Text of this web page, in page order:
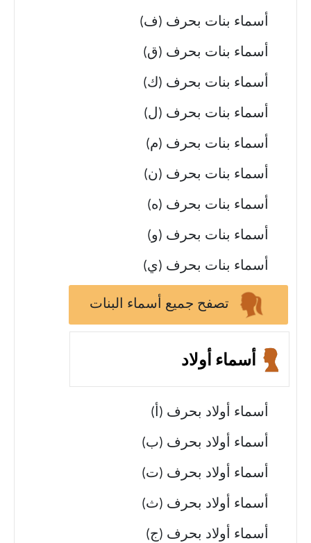
أسماء بنات بحرف (ف)
أسماء بنات بحرف (ق)
أسماء بنات بحرف (ك)
أسماء بنات بحرف (ل)
أسماء بنات بحرف (م)
أسماء بنات بحرف (ن)
أسماء بنات بحرف (ه)
أسماء بنات بحرف (و)
أسماء بنات بحرف (ي)
تصفح جميع أسماء البنات
أسماء أولاد
أسماء أولاد بحرف (أ)
أسماء أولاد بحرف (ب)
أسماء أولاد بحرف (ت)
أسماء أولاد بحرف (ث)
أسماء أولاد بحرف (ج)